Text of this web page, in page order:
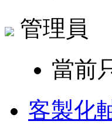
管理
當前
客製化